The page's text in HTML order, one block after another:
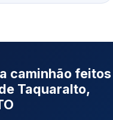
caminhão feitos
Taquaralto,